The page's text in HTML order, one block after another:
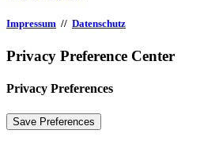
Impressum // Datenschutz
Privacy Preference Center
Privacy Preferences